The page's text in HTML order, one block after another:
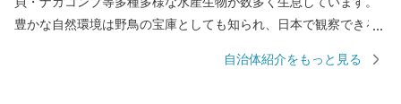
豊かな自然環境は野鳥の宝庫としても知られ、日本で観察できる
などには毎年全国各地から多くの方がバードウォッチングに訪れ
自治体紹介をもっと見る